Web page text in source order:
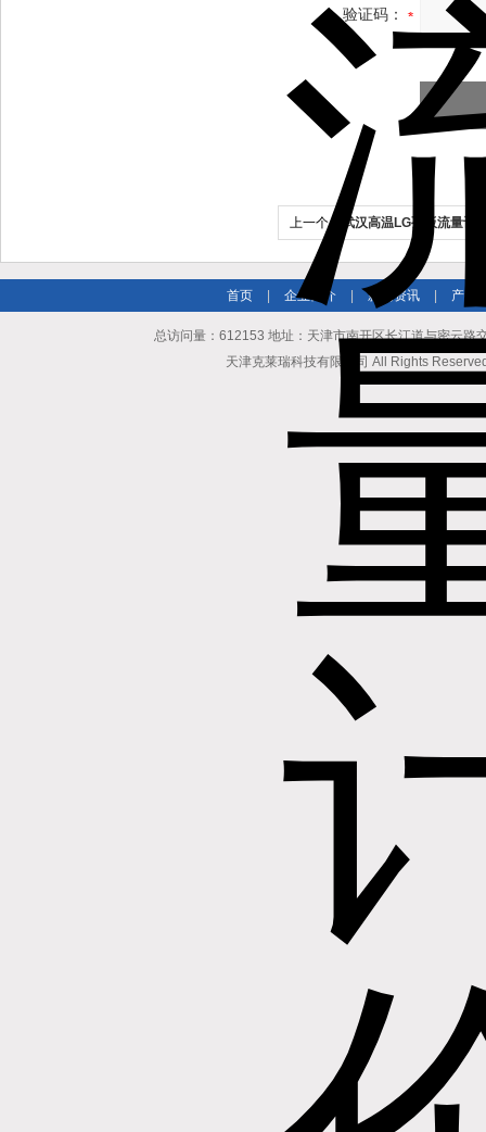
验证码：
上一个： 武汉高温LG孔板流量计
首页 企业简介 新闻资讯 产品
总访问量：612153 地址：天津市南开区长江道与密云
天津克莱瑞科技有限公司 All Rights